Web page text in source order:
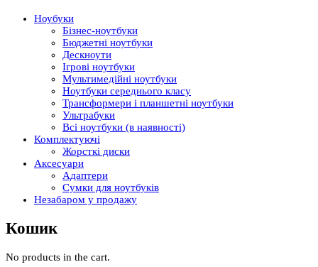
Ноубуки
Бізнес-ноутбуки
Бюджетні ноутбуки
Дескноути
Ігрові ноутбуки
Мультимедійні ноутбуки
Ноутбуки середнього класу
Трансформери і планшетні ноутбуки
Ультрабуки
Всі ноутбуки (в наявності)
Комплектуючі
Жорсткі диски
Аксесуари
Адаптери
Сумки для ноутбуків
Незабаром у продажу
Кошик
No products in the cart.